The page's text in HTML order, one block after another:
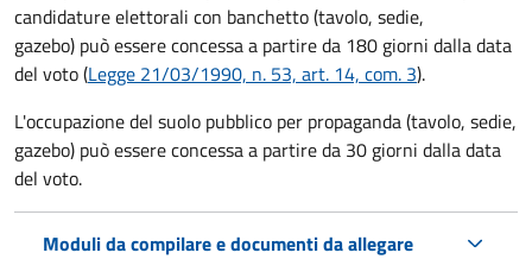
candidature elettorali con banchetto (tavolo, sedie,
gazebo) può essere concessa a partire da 180 giorni dalla data
del voto (Legge 21/03/1990, n. 53, art. 14, com. 3).
L'occupazione del suolo pubblico per propaganda (tavolo, sedie,
gazebo) può essere concessa a partire da 30 giorni dalla data
del voto.
Moduli da compilare e documenti da allegare